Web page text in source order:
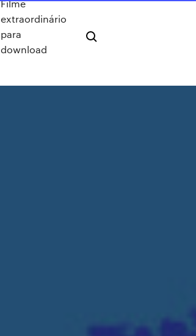
Filme
extraordinário
para
download